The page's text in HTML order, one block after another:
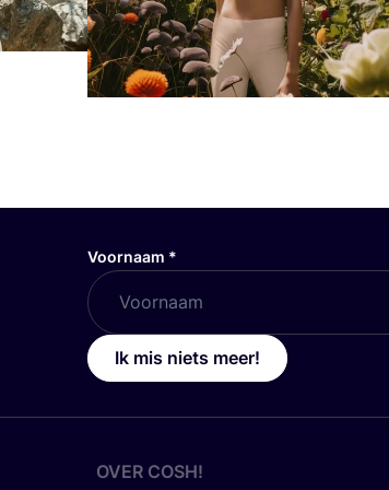
Voornaam *
Ik mis niets meer!
OVER COSH!